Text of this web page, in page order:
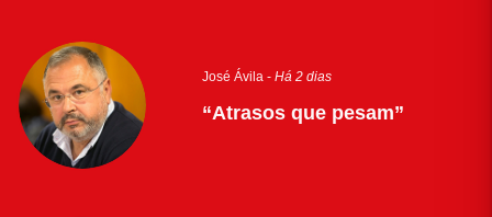
José Ávila - Há 2 dias
“Atrasos que pesam”